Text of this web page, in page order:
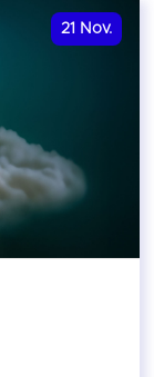
21 Nov.